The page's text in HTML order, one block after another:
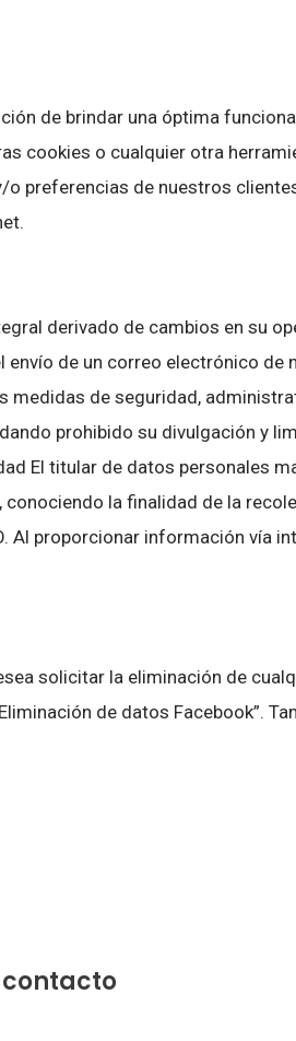
de brindar una óptima
cookies o cualquier otra
preferencias de nuestros
derivado de cambios en su
de un correo electrónico de
de seguridad,
prohibido su divulgación y
El titular de datos personales
la finalidad de la
Al proporcionar información vía
solicitar la eliminación de
de datos Facebook”.